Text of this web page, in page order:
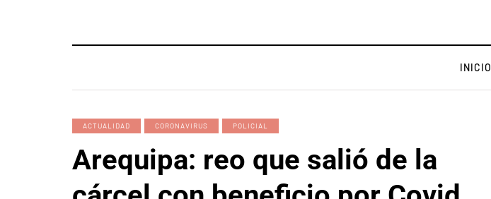
INICIO
ACTUALIDAD CORONAVIRUS POLICIAL
Arequipa: reo que salió de la